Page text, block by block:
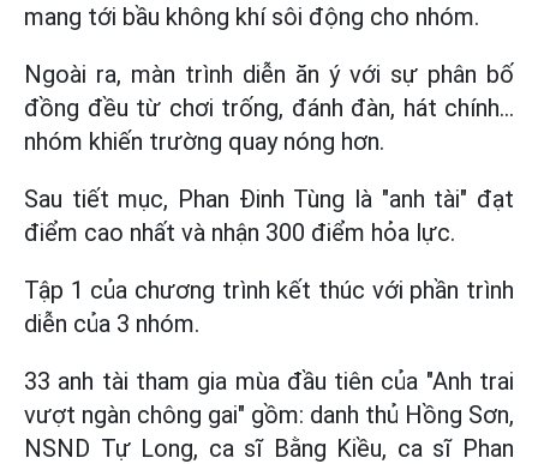
mang tới bầu không khí sôi động cho nhóm.
Ngoài ra, màn trình diễn ăn ý với sự phân bố
đồng đều từ chơi trống, đánh đàn, hát chính...
nhóm khiến trường quay nóng hơn.
Sau tiết mục, Phan Đinh Tùng là "anh tài" đạt
điểm cao nhất và nhận 300 điểm hỏa lực.
Tập 1 của chương trình kết thúc với phần trình
diễn của 3 nhóm.
33 anh tài tham gia mùa đầu tiên của "Anh trai
vượt ngàn chông gai" gồm: danh thủ Hồng Sơn,
NSND Tự Long, ca sĩ Bằng Kiều, ca sĩ Phan